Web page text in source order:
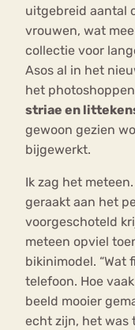
uitgebreid aantal
vrouwen, wat
collectie voor
Asos al in het
het
striae en
gewoon gezien
bijgewerkt.
Ik zag het
geraakt aan het
voorgeschoteld
meteen opviel
bikinimodel. “Wat
telefoon. Hoe
beeld mooier
echt zijn, het was